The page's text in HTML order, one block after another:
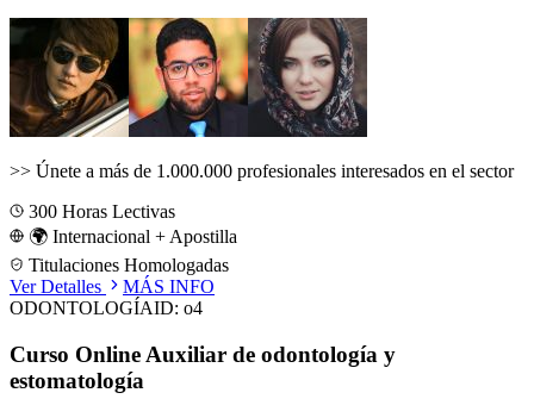
>> Únete a más de 1.000.000 profesionales interesados en el sector
300 Horas Lectivas
🌍 Internacional + Apostilla
Titulaciones Homologadas
Ver Detalles
MÁS INFO
ODONTOLOGÍAID: o4
Curso Online Auxiliar de odontología y
estomatología